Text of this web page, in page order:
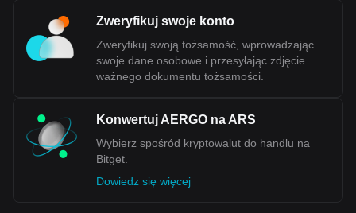
Dane Bitget dotyczące handlu kryptowaluty-do-fiat
pokazują, że najpopularniejszą parą walutową Aergo
jest AERGO na ARS, a kod waluty Aergo to AERGO.
Skorzystaj z naszego kalkulatora kryptowalut, aby
sprawdzić, ile kryptowalut możesz wymienić na ARS.
Zweryfikuj swoje konto
Zweryfikuj swoją tożsamość, wprowadzając
swoje dane osobowe i przesyłając zdjęcie
ważnego dokumentu tożsamości.
Konwertuj AERGO na ARS
Wybierz spośród kryptowalut do handlu na
Bitget.
Dowiedz się więcej